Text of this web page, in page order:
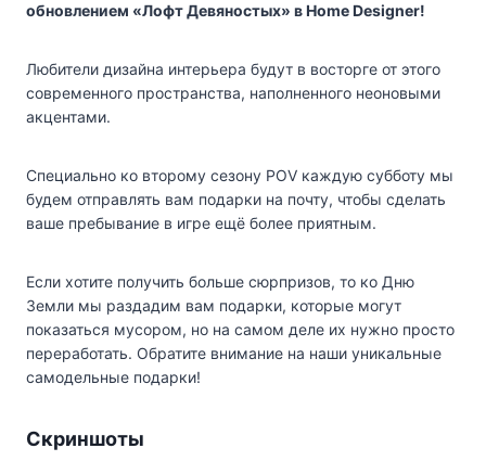
обновлением «Лофт Девяностых» в Home Designer!
Любители дизайна интерьера будут в восторге от этого
современного пространства, наполненного неоновыми
акцентами.
Специально ко второму сезону POV каждую субботу мы
будем отправлять вам подарки на почту, чтобы сделать
ваше пребывание в игре ещё более приятным.
Если хотите получить больше сюрпризов, то ко Дню
Земли мы раздадим вам подарки, которые могут
показаться мусором, но на самом деле их нужно просто
переработать. Обратите внимание на наши уникальные
самодельные подарки!
Скриншоты